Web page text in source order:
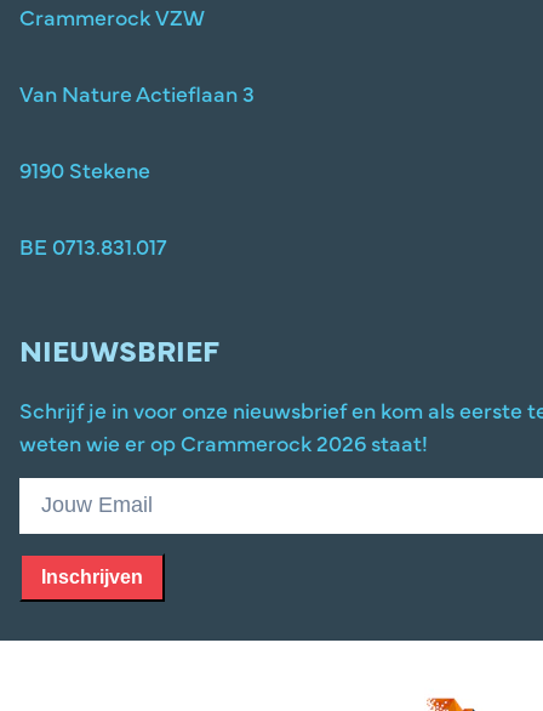
Crammerock VZW
Van Nature Actieflaan 3
9190 Stekene
BE 0713.831.017
NIEUWSBRIEF
Schrijf je in voor onze nieuwsbrief en kom als eerste
weten wie er op Crammerock 2026 staat!
Inschrijven